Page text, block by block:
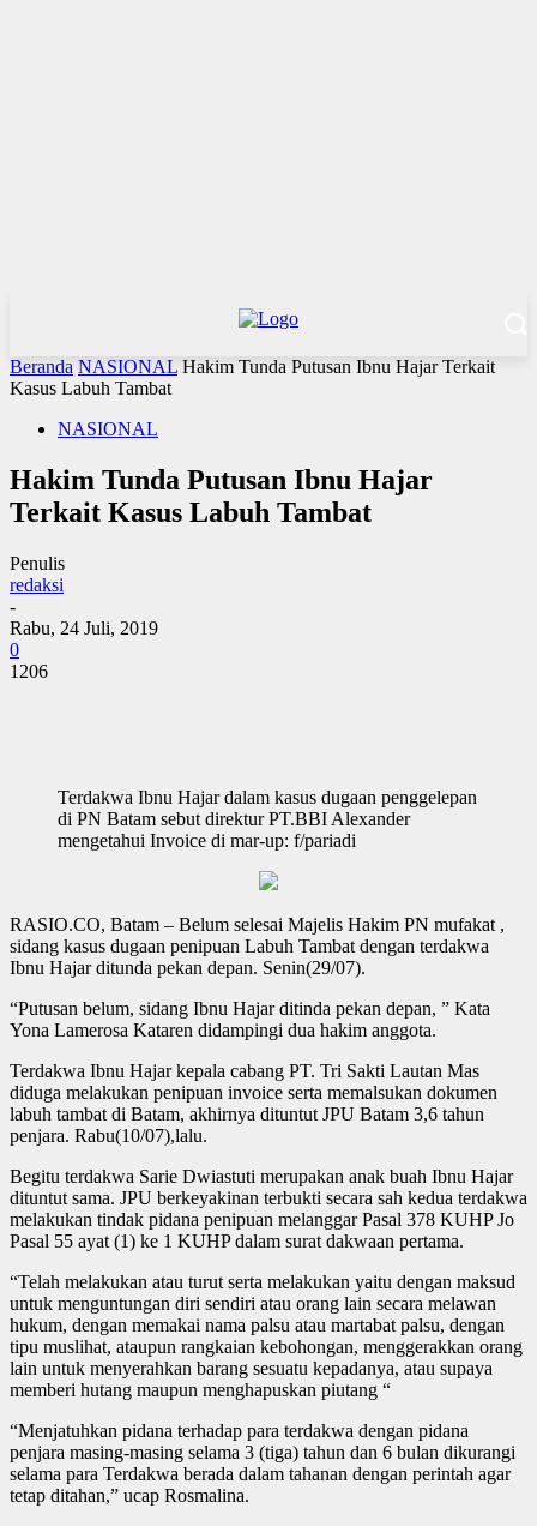
Beranda NASIONAL Hakim Tunda Putusan Ibnu Hajar Terkait
Kasus Labuh Tambat
NASIONAL
Hakim Tunda Putusan Ibnu Hajar
Terkait Kasus Labuh Tambat
Penulis
redaksi
-
Rabu, 24 Juli, 2019
0
1206
Terdakwa Ibnu Hajar dalam kasus dugaan penggelepan
di PN Batam sebut direktur PT.BBI Alexander
mengetahui Invoice di mar-up: f/pariadi
RASIO.CO, Batam – Belum selesai Majelis Hakim PN mufakat ,
sidang kasus dugaan penipuan Labuh Tambat dengan terdakwa
Ibnu Hajar ditunda pekan depan. Senin(29/07).
“Putusan belum, sidang Ibnu Hajar ditinda pekan depan, ” Kata
Yona Lamerosa Kataren didampingi dua hakim anggota.
Terdakwa Ibnu Hajar kepala cabang PT. Tri Sakti Lautan Mas
diduga melakukan penipuan invoice serta memalsukan dokumen
labuh tambat di Batam, akhirnya dituntut JPU Batam 3,6 tahun
penjara. Rabu(10/07),lalu.
Begitu terdakwa Sarie Dwiastuti merupakan anak buah Ibnu Hajar
dituntut sama. JPU berkeyakinan terbukti secara sah kedua terdakwa
melakukan tindak pidana penipuan melanggar Pasal 378 KUHP Jo
Pasal 55 ayat (1) ke 1 KUHP dalam surat dakwaan pertama.
“Telah melakukan atau turut serta melakukan yaitu dengan maksud
untuk menguntungan diri sendiri atau orang lain secara melawan
hukum, dengan memakai nama palsu atau martabat palsu, dengan
tipu muslihat, ataupun rangkaian kebohongan, menggerakkan orang
lain untuk menyerahkan barang sesuatu kepadanya, atau supaya
memberi hutang maupun menghapuskan piutang “
“Menjatuhkan pidana terhadap para terdakwa dengan pidana
penjara masing-masing selama 3 (tiga) tahun dan 6 bulan dikurangi
selama para Terdakwa berada dalam tahanan dengan perintah agar
tetap ditahan,” ucap Rosmalina.